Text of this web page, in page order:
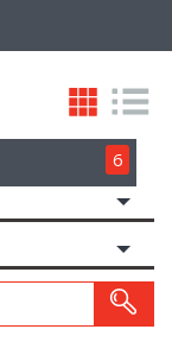
6